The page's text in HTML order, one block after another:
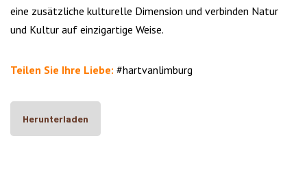
eine zusätzliche kulturelle Dimension und verbinden Natur
und Kultur auf einzigartige Weise.
Teilen Sie Ihre Liebe: #hartvanlimburg
Herunterladen